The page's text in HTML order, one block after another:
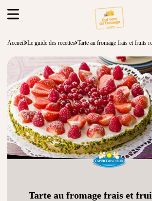
Accueil Le guide des recettes Tarte au fromage frais et fruits
Tarte au fromage frais et